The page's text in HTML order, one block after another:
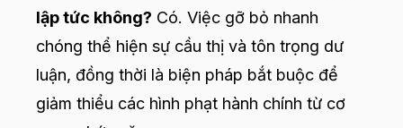
lập tức không? Có. Việc gỡ bỏ nhanh
chóng thể hiện sự cầu thị và tôn trọng dư
luận, đồng thời là biện pháp bắt buộc để
giảm thiểu các hình phạt hành chính từ cơ